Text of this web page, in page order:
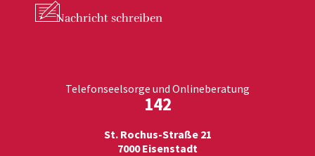
Nachricht schreiben
Telefonseelsorge und Onlineberatung
142
St. Rochus-Straße 21
7000 Eisenstadt